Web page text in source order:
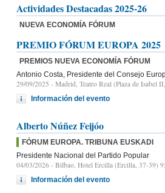
Actividades Destacadas 2025-26
NUEVA ECONOMÍA FÓRUM
PREMIO FÓRUM EUROPA 2025
PREMIOS NUEVA ECONOMÍA FÓRUM
Antonio Costa, Presidente del Consejo
29/09/2025 - Madrid, Teatro Real (Plaza de Isabel
Información del evento
Alberto Núñez Feijóo
FÓRUM EUROPA. TRIBUNA EUSKADI
Presidente Nacional del Partido Popular
04/03/2026 - Bilbao, Hotel Ercilla (Ercilla, 37-39)
Información del evento